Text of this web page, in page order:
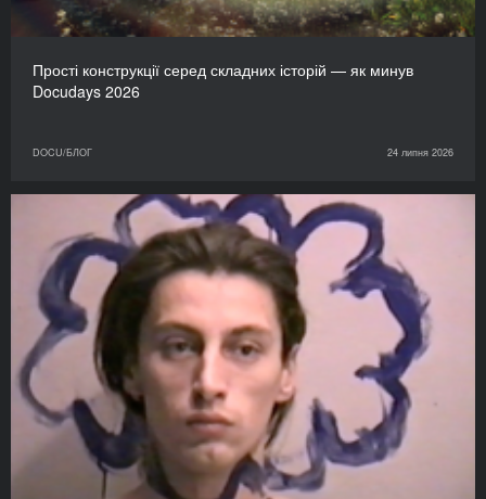
Прості конструкції серед складних історій — як минув
Docudays 2026
DOCU/БЛОГ 24 липня 2026